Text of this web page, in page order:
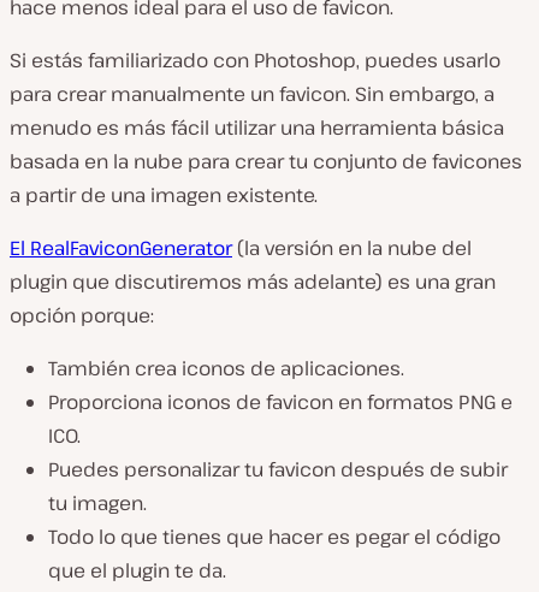
hace menos ideal para el uso de favicon.
Si estás familiarizado con Photoshop, puedes usarlo
para crear manualmente un favicon. Sin embargo, a
menudo es más fácil utilizar una herramienta básica
basada en la nube para crear tu conjunto de favicones
a partir de una imagen existente.
El RealFaviconGenerator(la versión en la nube del
plugin que discutiremos más adelante) es una gran
opción porque:
También crea iconos de aplicaciones.
Proporciona iconos de favicon en formatos PNG e
ICO.
Puedes personalizar tu favicon después de subir
tu imagen.
Todo lo que tienes que hacer es pegar el código
que el plugin te da.